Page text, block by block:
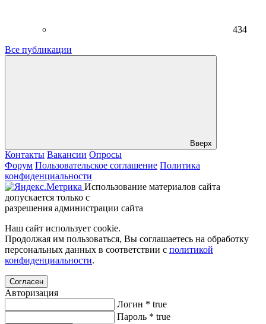
434
Все публикации
Вверх
Контакты Вакансии Опросы
Форум Пользовательское соглашение Политика
конфиденциальности
Использование материалов сайта
допускается только с
разрешения администрации сайта
Наш сайт использует cookie.
Продолжая им пользоваться, Вы соглашаетесь на обработку
персональных данных в соответствии с политикой
конфиденциальности.
Согласен
Авторизация
Логин * true
Пароль * true